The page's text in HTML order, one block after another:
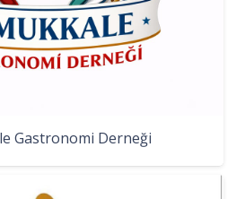
Gastronomi Derneği